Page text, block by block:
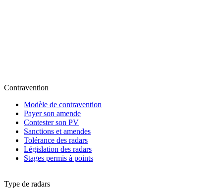
Contravention
Modèle de contravention
Payer son amende
Contester son PV
Sanctions et amendes
Tolérance des radars
Législation des radars
Stages permis à points
Type de radars